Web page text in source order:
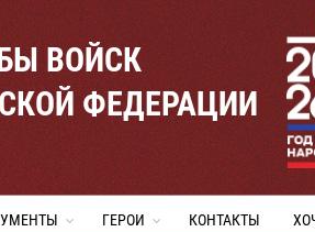
ВОЙСК
ФЕДЕРАЦИИ
ГЕРОИ КОНТАКТЫ